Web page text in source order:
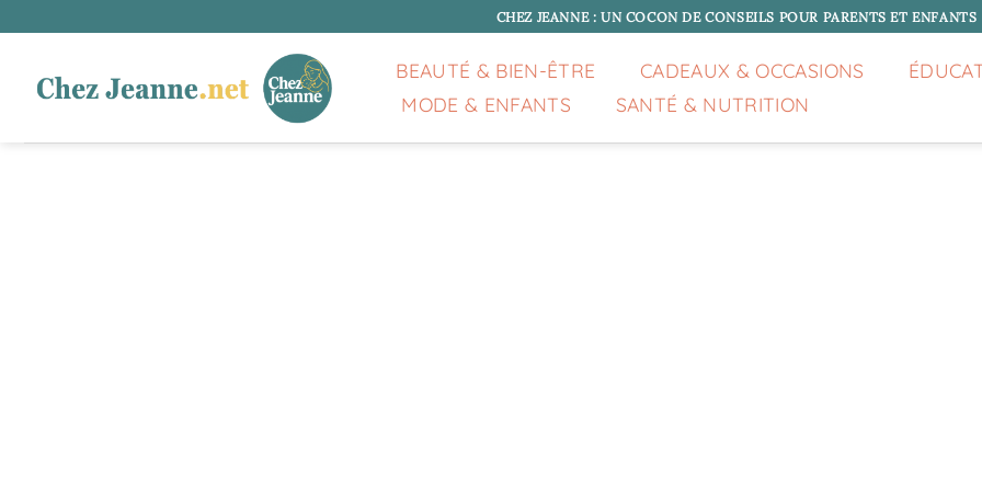
au
CHEZ JEANNE : UN COCON DE CONSEILS POUR PARENTS ET ENFANTS
BEAUTÉ & BIEN-ÊTRE CADEAUX & OCCASIONS
MODE & ENFANTS
SANTÉ & NUTRITION